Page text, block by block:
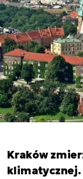
Kraków
klimatycznej.